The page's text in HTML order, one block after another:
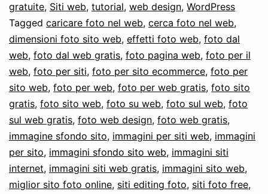
con
Google
gratuite, Siti web, tutorial, web design, WordPress
Tagged caricare foto nel web, cerca foto nel web,
dimensioni foto sito web, effetti foto web, foto dal
web, foto dal web gratis, foto pagina web, foto per il
web, foto per siti, foto per sito ecommerce, foto per
sito web, foto per web, foto per web gratis, foto sito
gratis, foto sito web, foto su web, foto sul web, foto
sul web gratis, foto web design, foto web gratis,
immagine sfondo sito, immagini per siti web, immagini
per sito, immagini sfondo sito web, immagini siti
internet, immagini siti web gratis, immagini sito web,
miglior sito foto online, siti editing foto, siti foto free,